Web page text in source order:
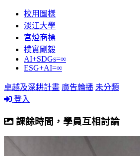
校用圖樣
淡江大學
宮燈商標
樸實剛毅
AI+SDGs=∞
ESG+AI=∞
卓越及深耕計畫 廣告輪播 未分類
登入
課餘時間，學員互相討論